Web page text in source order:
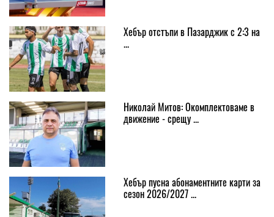
Хебър отстъпи в Пазарджик с 2:3 на
...
Николай Митов: Окомплектоваме в
движение - срещу ...
Хебър пусна абонаментните карти за
сезон 2026/2027 ...